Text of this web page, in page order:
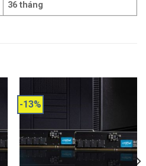
36 tháng
-13%